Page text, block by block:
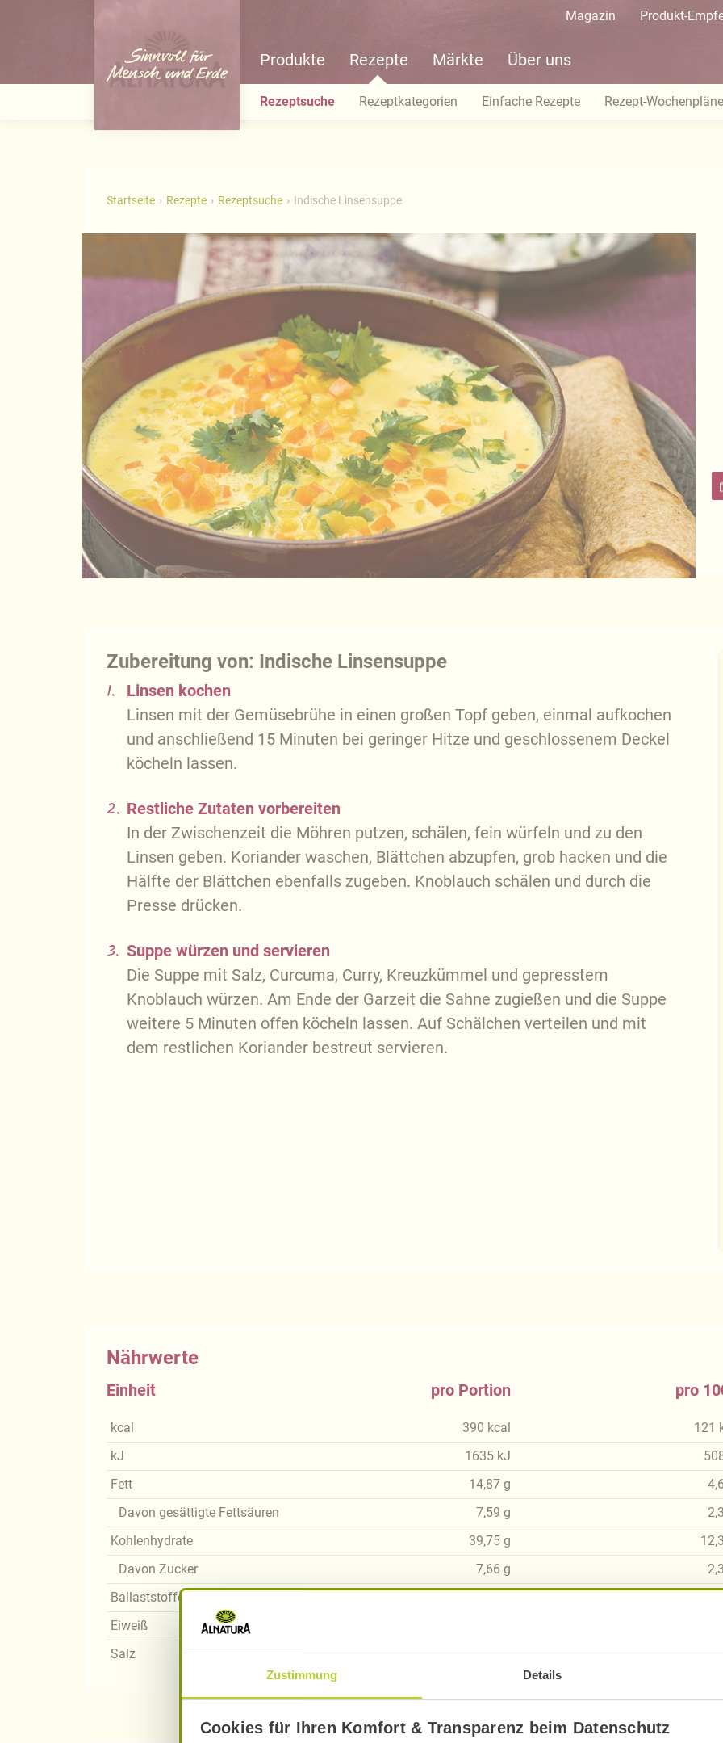
Zustimmung Details
Cookies für Ihren Komfort & Transparenz beim Datenschutz
Magazin Produkt-
Produkte Rezepte Märkte Über uns
Rezeptsuche Rezeptkategorien Einfache Rezepte Rezept-Wochenpläne
Startseite Rezepte Rezeptsuche Indische Linsensuppe
Zubereitung von: Indische Linsensuppe
1.
Linsen kochen
Linsen mit der Gemüsebrühe in einen großen Topf geben, einmal aufkochen
und anschließend 15 Minuten bei geringer Hitze und geschlossenem Deckel
köcheln lassen.
2. Restliche Zutaten vorbereiten
In der Zwischenzeit die Möhren putzen, schälen, fein würfeln und zu den
Linsen geben. Koriander waschen, Blättchen abzupfen, grob hacken und die
Hälfte der Blättchen ebenfalls zugeben. Knoblauch schälen und durch die
Presse drücken.
3. Suppe würzen und servieren
Die Suppe mit Salz, Curcuma, Curry, Kreuzkümmel und gepresstem
Knoblauch würzen. Am Ende der Garzeit die Sahne zugießen und die Suppe
weitere 5 Minuten offen köcheln lassen. Auf Schälchen verteilen und mit
dem restlichen Koriander bestreut servieren.
Nährwerte
Einheit
kcal
kJ
Fett
Davon gesättigte Fettsäuren
Kohlenhydrate
Davon Zucker
Ballaststoffe
Eiweiß
Salz
pro Portion
390 kcal
1635 kJ
14,87 g
7,59 g
39,75 g
7,66 g
4,32g
pro
121